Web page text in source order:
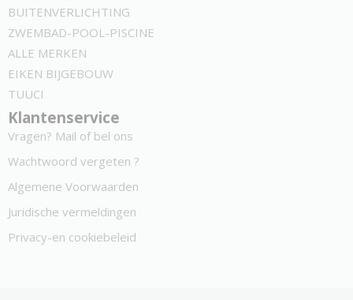
BUITENVERLICHTING
ZWEMBAD-POOL-PISCINE
ALLE MERKEN
EIKEN BIJGEBOUW
TUUCI
Klantenservice
Vragen? Mail of bel ons
Wachtwoord vergeten ?
Algemene Voorwaarden
Juridische vermeldingen
Privacy-en cookiebeleid